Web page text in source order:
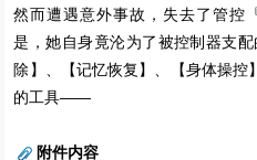
然而遭遇意外事故，失去了管控
是，她自身竟沦为了被控制器支
除】、【记忆恢复】、【身体操控
的工具——
附件内容